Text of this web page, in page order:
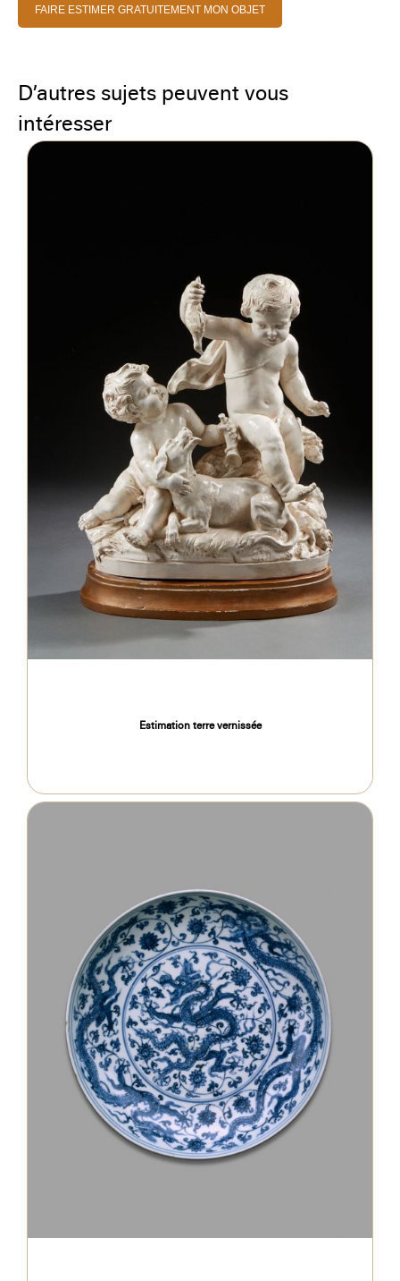
FAIRE ESTIMER GRATUITEMENT MON OBJET
D’autres sujets peuvent vous
intéresser
Estimation terre vernissée